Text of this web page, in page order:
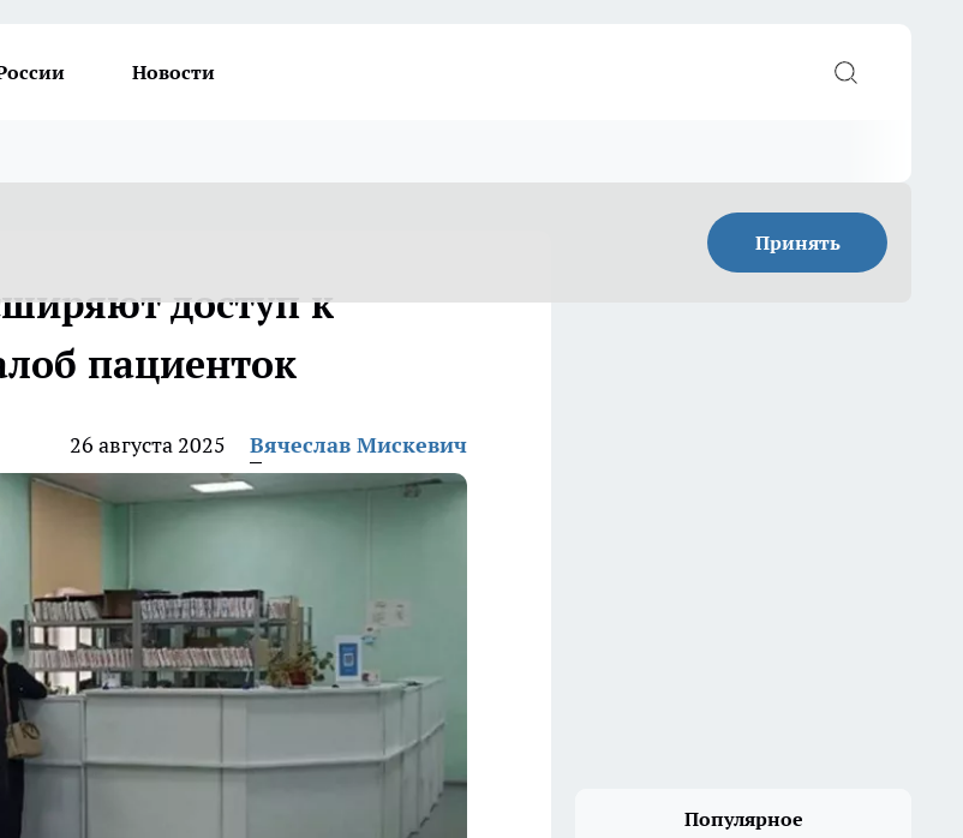
Новости
Принять
доступ к
пациенток
26 августа 2025 Вячеслав Мискевич
Популярное